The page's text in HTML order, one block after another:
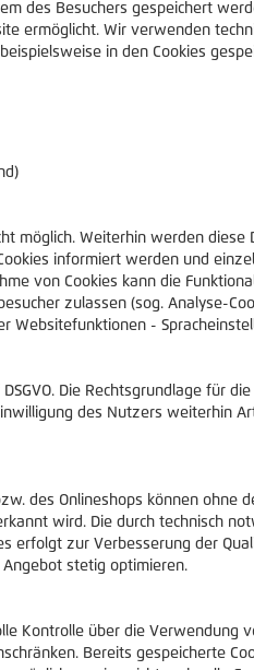
des Besuchers gespeichert
ermöglicht. Wir verwenden
in den Cookies
möglich. Weiterhin werden diese
informiert werden und
von Cookies kann die
zulassen (sog. Analyse-
Websitefunktionen -
Die Rechtsgrundlage für
des Nutzers weiterhin
des Onlineshops können ohne
wird. Die durch technisch
erfolgt zur Verbesserung der
stetig optimieren.
Kontrolle über die Verwendung
Bereits gespeicherte